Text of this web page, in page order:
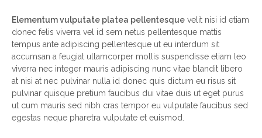
Elementum vulputate platea pellentesque velit nisi id etiam
donec felis viverra vel id sem netus pellentesque mattis
tempus ante adipiscing pellentesque ut eu interdum sit
accumsan a feugiat ullamcorper mollis suspendisse etiam leo
viverra nec integer mauris adipiscing nunc vitae blandit libero
at nisi at nec pulvinar nulla id donec quis dictum eu risus sit
pulvinar quisque pretium faucibus dui vitae duis ut eget purus
ut cum mauris sed nibh cras tempor eu vulputate faucibus sed
egestas neque pharetra vulputate et euismod.